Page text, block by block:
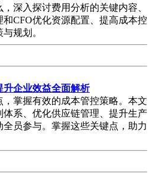
深入探讨费用分析的关键内容、
CFO优化资源配置、提高成本控
规划。
升企业效益全面解析
掌握有效的成本管控策略。本文
系、优化供应链管理、提升生产
员参与。掌握这些关键点，助力